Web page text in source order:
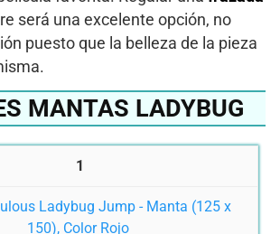
será una excelente opción, no
puesto que la belleza de la pieza
MANTAS LADYBUG
1